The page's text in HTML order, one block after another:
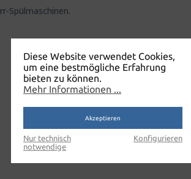
Spülmaschinen.
Diese Website verwendet Cookies,
um eine bestmögliche Erfahrung
bieten zu können.
Mehr Informationen ...
Akzeptieren
Nur technisch
notwendige
Konfigurieren